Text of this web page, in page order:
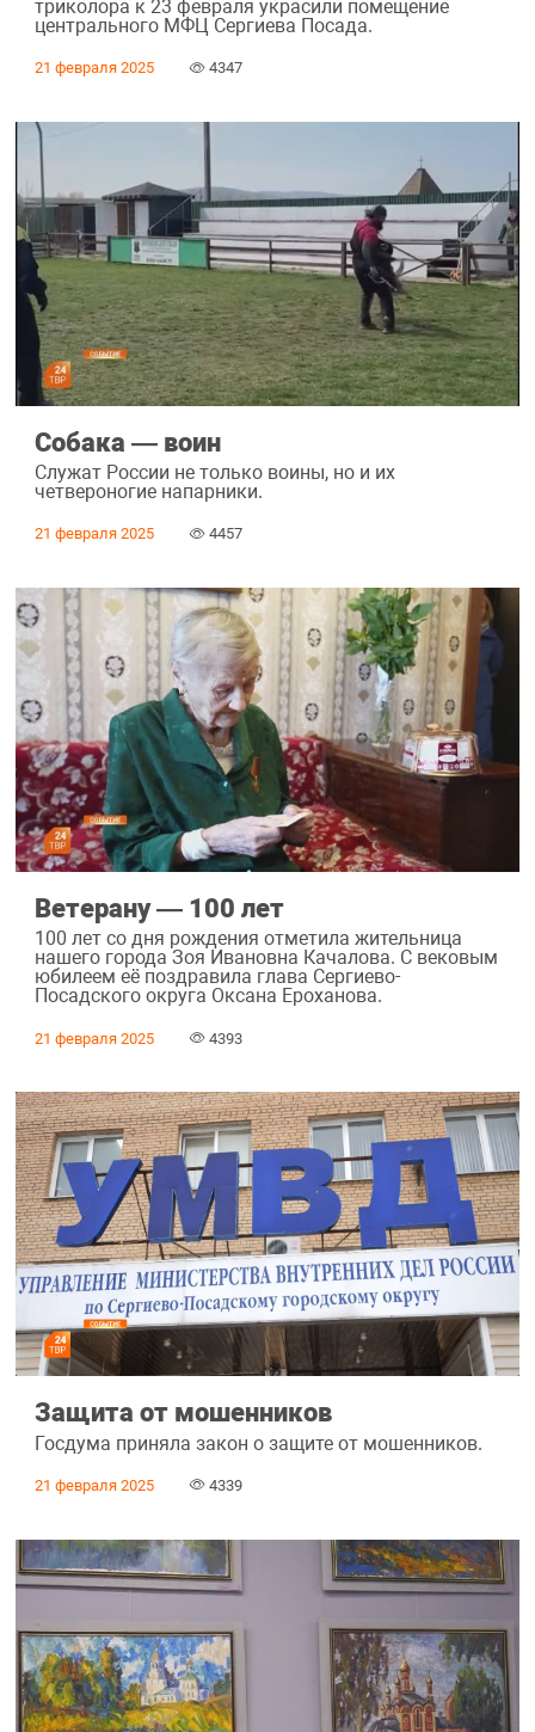
триколора к 23 февраля украсили помещение
центрального МФЦ Сергиева Посада.
21 февраля 2025 4347
Собака — воин
Служат России не только воины, но и их
четвероногие напарники.
21 февраля 2025 4457
Ветерану — 100 лет
100 лет со дня рождения отметила жительница
нашего города Зоя Ивановна Качалова. С вековым
юбилеем её поздравила глава Сергиево-
Посадского округа Оксана Ероханова.
21 февраля 2025 4393
Защита от мошенников
Госдума приняла закон о защите от мошенников.
21 февраля 2025 4339